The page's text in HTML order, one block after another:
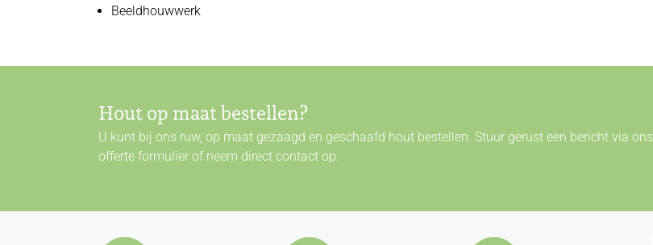
Beeldhouwwerk
Hout op maat bestellen?
U kunt bij ons ruw, op maat gezaagd en geschaafd hout bestellen. Stuur gerust een bericht via ons
offerte formulier of neem direct contactop.